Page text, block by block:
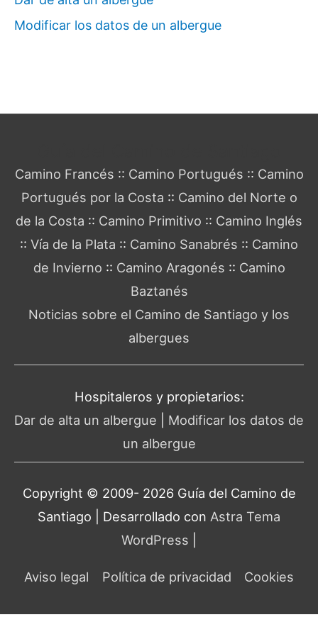
Modificar los datos de un albergue
Camino Francés :: Camino Portugués :: Camino
Portugués por la Costa :: Camino del Norte o
de la Costa :: Camino Primitivo :: Camino Inglés
:: Vía de la Plata :: Camino Sanabrés :: Camino
de Invierno :: Camino Aragonés :: Camino
Baztanés
Noticias sobre el Camino de Santiago y los
albergues
Hospitaleros y propietarios:
Dar de alta un albergue
Modificar los datos de
un albergue
Copyright © 2009- 2026 Guía del Camino de
Santiago | Desarrollado con Astra Tema
WordPress
Aviso legal Política de privacidad Cookies